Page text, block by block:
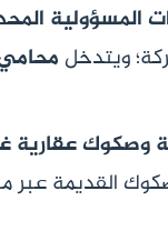
ويتدخل
القديمة عبر